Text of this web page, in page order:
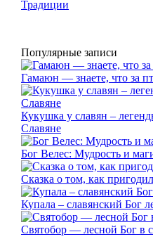
Традиции
Популярные записи
Гамаюн — знаете, что за
Кукушка у славян –
Славяне
Бог Велес: Мудрость и
Сказка о том, как
Купала – славянский Бог
Святобор — лесной Бог в